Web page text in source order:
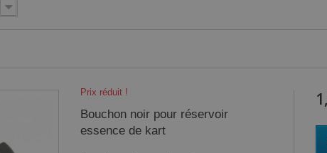
Prix réduit !
Bouchon noir pour réservoir
essence de kart